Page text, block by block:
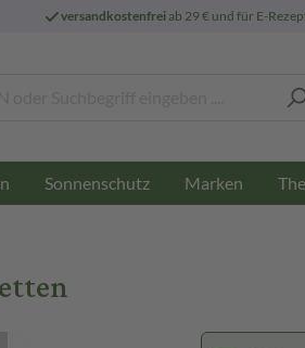
versandkostenfreiab 29 € und für E-
Sonnenschutz Marken